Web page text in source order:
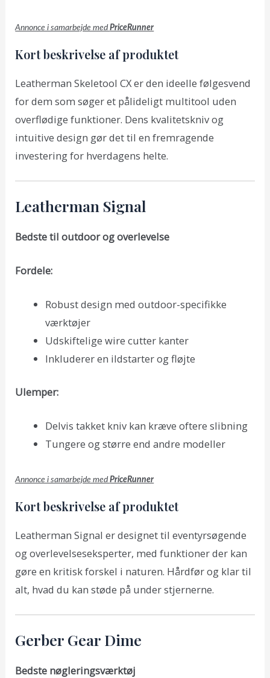
Annonce i samarbejde medPriceRunner
Kort beskrivelse af produktet
Leatherman Skeletool CX er den ideelle følgesvend
for dem som søger et pålideligt multitool uden
overflødige funktioner. Dens kvalitetskniv og
intuitive design gør det til en fremragende
investering for hverdagens helte.
Leatherman Signal
Bedste til outdoor og overlevelse
Fordele:
Robust design med outdoor-specifikke
værktøjer
Udskiftelige wire cutter kanter
Inkluderer en ildstarter og fløjte
Ulemper:
Delvis takket kniv kan kræve oftere slibning
Tungere og større end andre modeller
Annonce i samarbejde medPriceRunner
Kort beskrivelse af produktet
Leatherman Signal er designet til eventyrsøgende
og overlevelseseksperter, med funktioner der kan
gøre en kritisk forskel i naturen. Hårdfør og klar til
alt, hvad du kan støde på under stjernerne.
Gerber Gear Dime
Bedste nøgleringsværktøj